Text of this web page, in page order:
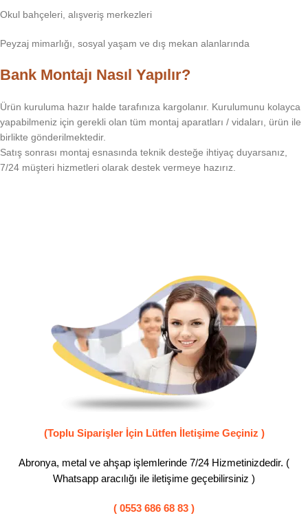
Okul bahçeleri, alışveriş merkezleri
Peyzaj mimarlığı, sosyal yaşam ve dış mekan alanlarında
Bank Montajı Nasıl Yapılır?
Ürün kuruluma hazır halde tarafınıza kargolanır. Kurulumunu kolayca
yapabilmeniz için gerekli olan tüm montaj aparatları / vidaları, ürün ile
birlikte gönderilmektedir.
Satış sonrası montaj esnasında teknik desteğe ihtiyaç duyarsanız,
7/24 müşteri hizmetleri olarak destek vermeye hazırız.
(Toplu Siparişler İçin Lütfen İletişime Geçiniz )
Abronya, metal ve ahşap işlemlerinde 7/24 Hizmetinizdedir. (
Whatsapp aracılığı ile iletişime geçebilirsiniz )
( 0553 686 68 83 )